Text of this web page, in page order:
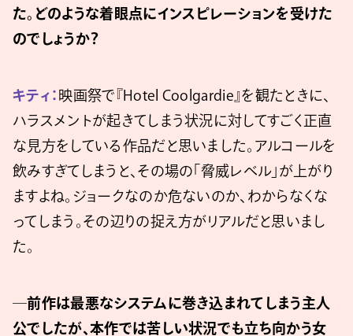
た。どのような着眼点にインスピレーションを受けた
のでしょうか？
キティ： 映画祭で『Hotel Coolgardie』を観たときに、
ハラスメントが起きてしまう状況に対してすごく正直
な見方をしている作品だと思いました。アルコールを
飲みすぎてしまうと、その場の「脅威レベル」が上がり
ますよね。ジョークなのか危ないのか、わからなくな
ってしまう。その辺りの捉え方がリアルだと思いまし
た。
─前作は最悪なシステムに巻き込まれてしまう主人
公でしたが、本作では苦しい状況でも立ち向かう女